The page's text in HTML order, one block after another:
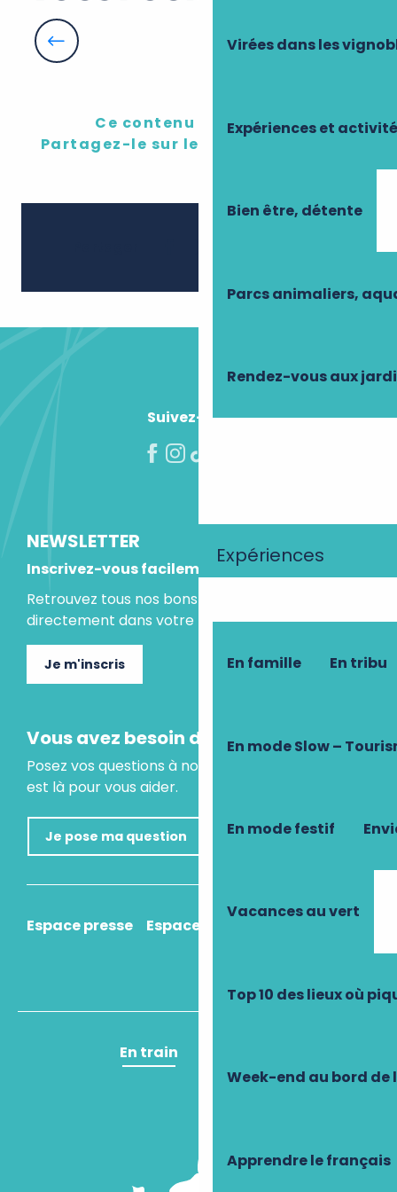
Virées dans les
Expériences et
Bien être, détente
Parcs animaliers,
Rendez-vous aux
Expériences
En famille En tribu
En mode Slow –
En mode festif
Vacances au vert
Top 10 des lieux où
Week-end au bord de
Apprendre le français
Concert de Morgane
Immersion au jardin & à la ferme - 1/2 journée
Séance ciné
Marchés de Touraine
Ce contenu vous a plu ?
Partagez-le sur les réseau sociaux !
Suivez-nous !
NEWSLETTER
Inscrivez-vous facilement
Retrouvez tous nos bons plans et idées séjours
directement dans votre boite mail.
Je m'inscris
Vous avez besoin d'un conseil ?
Posez vos questions à notre assistant virtuel, il
est là pour vous aider.
Je pose ma question
Espace presse Espace pro
En train